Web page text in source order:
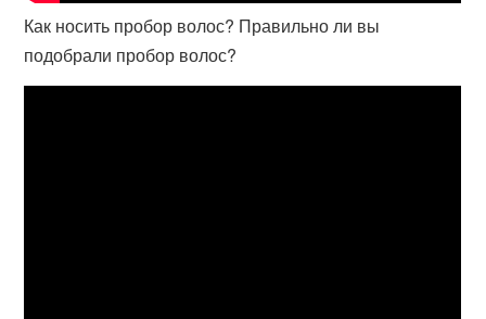
Как носить пробор волос? Правильно ли вы
подобрали пробор волос?